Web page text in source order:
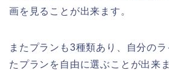
画を見ることが出来ます。
またプランも3種類あり、自分の
たプランを自由に選ぶことが出来